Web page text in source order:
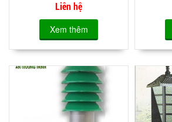
Liên hệ
Xem thêm